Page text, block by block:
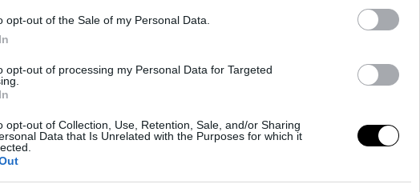
opt-out of the Sale of my Personal Data.
opt-out of processing my Personal Data for Targeted
opt-out of Collection, Use, Retention, Sale, and/or Sharing
Data that Is Unrelated with the Purposes for which it
του και τα προβλήματα που αντιμετωπίζει, ο
αγαπητός στους θεατές που μεγάλωσαν
τον σε μια από τις πιο δυνατές σκηνές της σειράς – εκεί
τον Ιησού στον Ιορδάνη ποταμό.